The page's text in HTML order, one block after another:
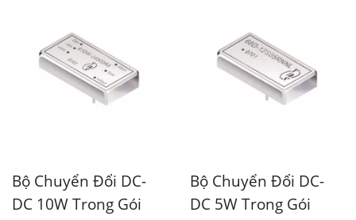
Bộ Chuyển Đổi DC-
DC 10W Trong Gói
Bộ Chuyển Đổi DC-
DC 5W Trong Gói